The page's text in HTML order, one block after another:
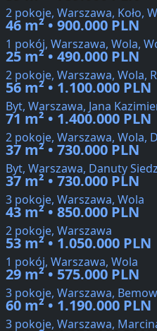
2 pokoje, Warszawa, Koło,
46 m² • 900.000 PLN
1 pokój, Warszawa, Wola,
25 m² • 490.000 PLN
2 pokoje, Warszawa, Wola,
56 m² • 1.100.000 PLN
Byt, Warszawa, Jana
71 m² • 1.400.000 PLN
2 pokoje, Warszawa, Wola,
37 m² • 730.000 PLN
Byt, Warszawa, Danuty
37 m² • 730.000 PLN
3 pokoje, Warszawa, Wola
43 m² • 850.000 PLN
2 pokoje, Warszawa
53 m² • 1.050.000 PLN
1 pokój, Warszawa, Wola
29 m² • 575.000 PLN
3 pokoje, Warszawa,
60 m² • 1.190.000 PLN
3 pokoje, Warszawa,